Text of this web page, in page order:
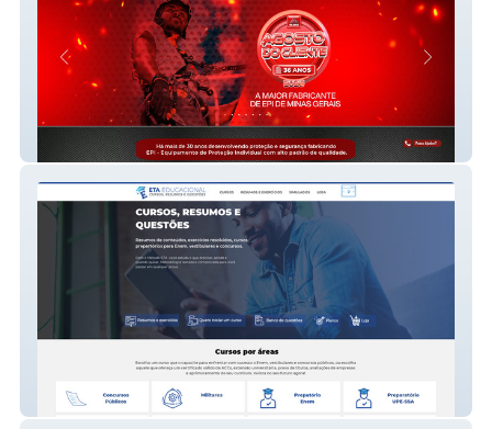
MG Cinto - EPI
ETA EDUCACIONAL